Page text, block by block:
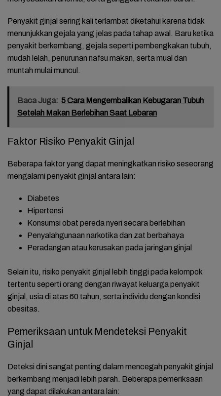
Penyakit ginjal sering kali terlambat diketahui karena tidak
menunjukkan gejala yang jelas pada tahap awal. Baru ketika
penyakit berkembang, gejala seperti pembengkakan tubuh,
mudah lelah, penurunan nafsu makan, serta mual dan
muntah mulai muncul.
Baca Juga: 5 Cara Mengembalikan Kebugaran Tubuh
Setelah Makan Berlebihan Saat Lebaran
Faktor Risiko Penyakit Ginjal
Beberapa faktor yang dapat meningkatkan risiko seseorang
mengalami penyakit ginjal antara lain:
Diabetes
Hipertensi
Konsumsi obat pereda nyeri secara berlebihan
Penyalahgunaan narkotika dan zat berbahaya
Peradangan atau kerusakan pada jaringan ginjal
Selain itu, risiko penyakit ginjal lebih tinggi pada kelompok
tertentu seperti orang dengan riwayat keluarga penyakit
ginjal, usia di atas 60 tahun, serta individu dengan kondisi
obesitas.
Pemeriksaan untuk Mendeteksi Penyakit
Ginjal
Deteksi dini sangat penting dalam mencegah penyakit ginjal
berkembang menjadi lebih parah. Beberapa pemeriksaan
yang dapat dilakukan antara lain: